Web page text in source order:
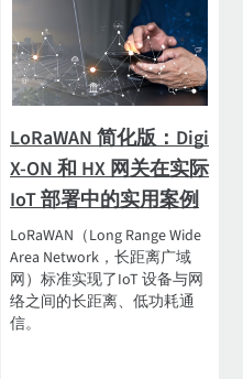
LoRaWAN 简化版：Digi
X-ON 和 HX 网关在实际
IoT 部署中的实用案例
LoRaWAN（Long Range Wide
Area Network，长距离广域
网）标准实现了IoT 设备与网
络之间的长距离、低功耗通
信。